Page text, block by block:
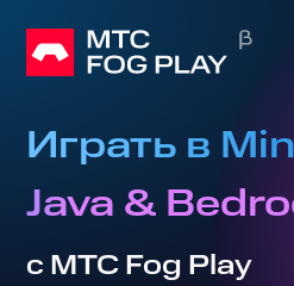
Играть в
Java &
с МТС Fog Play